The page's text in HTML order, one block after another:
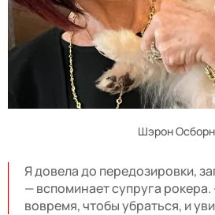
Шэрон Осборн
Я довела до передозировки,
— вспоминает супруга
вовремя, чтобы убраться, и